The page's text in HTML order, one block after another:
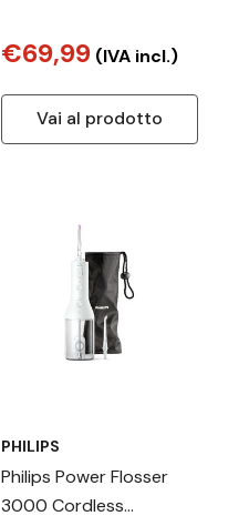
2 Beccucci Con Getto
D’acqua. 1 Idropulsore
€69,99 (IVA incl.)
Vai al prodotto
PHILIPS
Philips Power Flosser
3000 Cordless